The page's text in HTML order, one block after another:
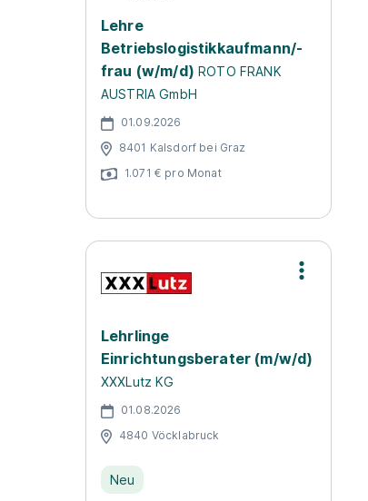
Lehre
Betriebslogistikkaufmann/-
frau (w/m/d) ROTO FRANK
AUSTRIA GmbH
01.09.2026
8401 Kalsdorf bei Graz
1.071 € pro Monat
Lehrlinge
Einrichtungsberater (m/w/d)
XXXLutz KG
01.08.2026
4840 Vöcklabruck
Neu